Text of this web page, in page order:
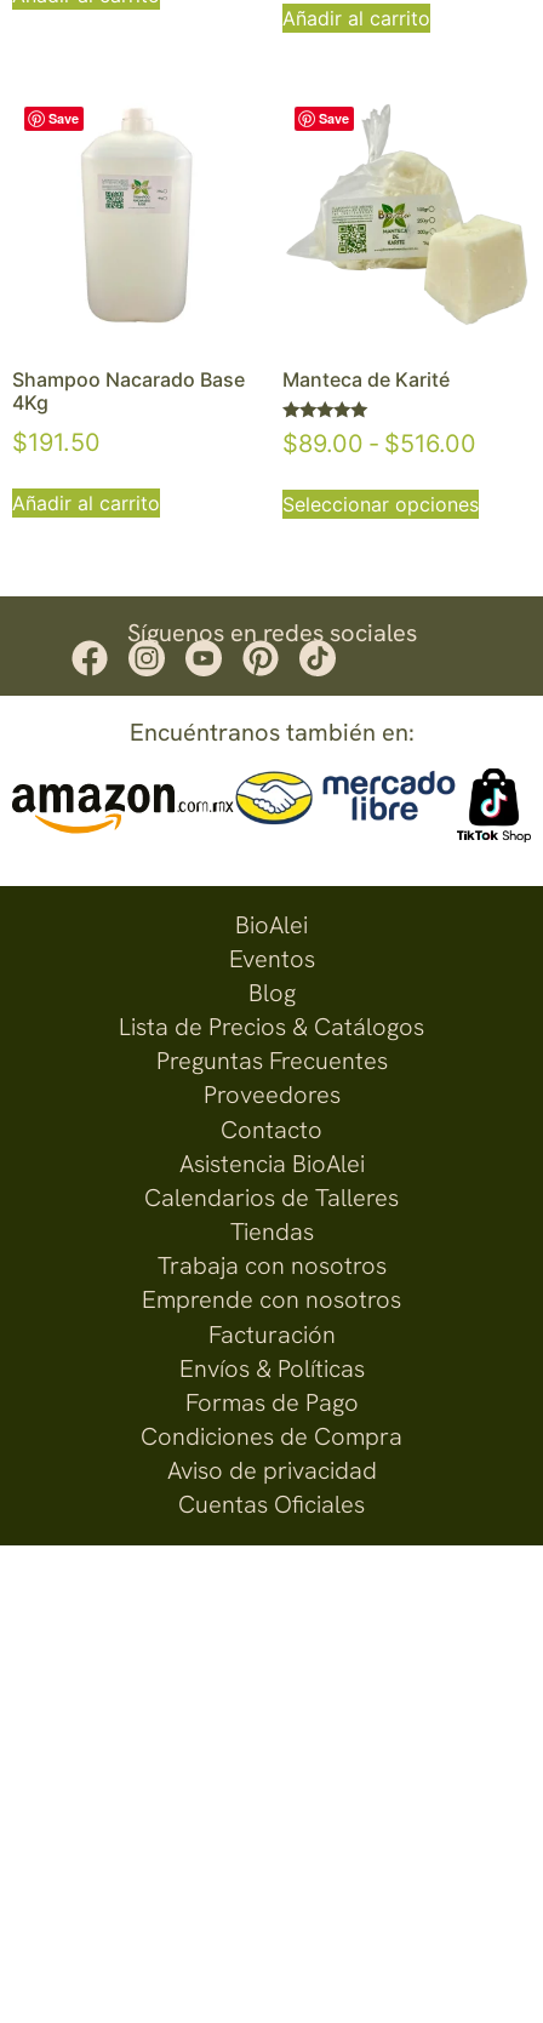
Añadir al carrito
Save
Shampoo Nacarado Base
4Kg
$191.50
Añadir al carrito
Save
Manteca de Karité
Valorado
con
$89.00 - $516.00
Seleccionar opciones
Síguenos en redes sociales
Encuéntranos también en:
BioAlei
Eventos
Blog
Lista de Precios & Catálogos
Preguntas Frecuentes
Proveedores
Contacto
Asistencia BioAlei
Calendarios de Talleres
Tiendas
Trabaja con nosotros
Emprende con nosotros
Facturación
Envíos & Políticas
Formas de Pago
Condiciones de Compra
Aviso de privacidad
Cuentas Oficiales